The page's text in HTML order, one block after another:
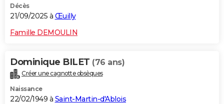
Décès
21/09/2025 à Œuilly
Famille DEMOULIN
Dominique BILET (76 ans)
Créer une cagnotte obsèques
Naissance
22/02/1949 à Saint-Martin-d'Ablois